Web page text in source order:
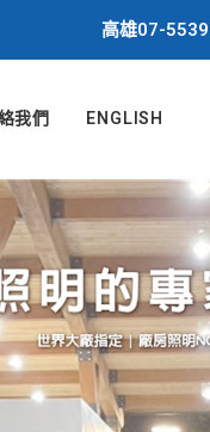
高雄07-
我們 ENGLISH